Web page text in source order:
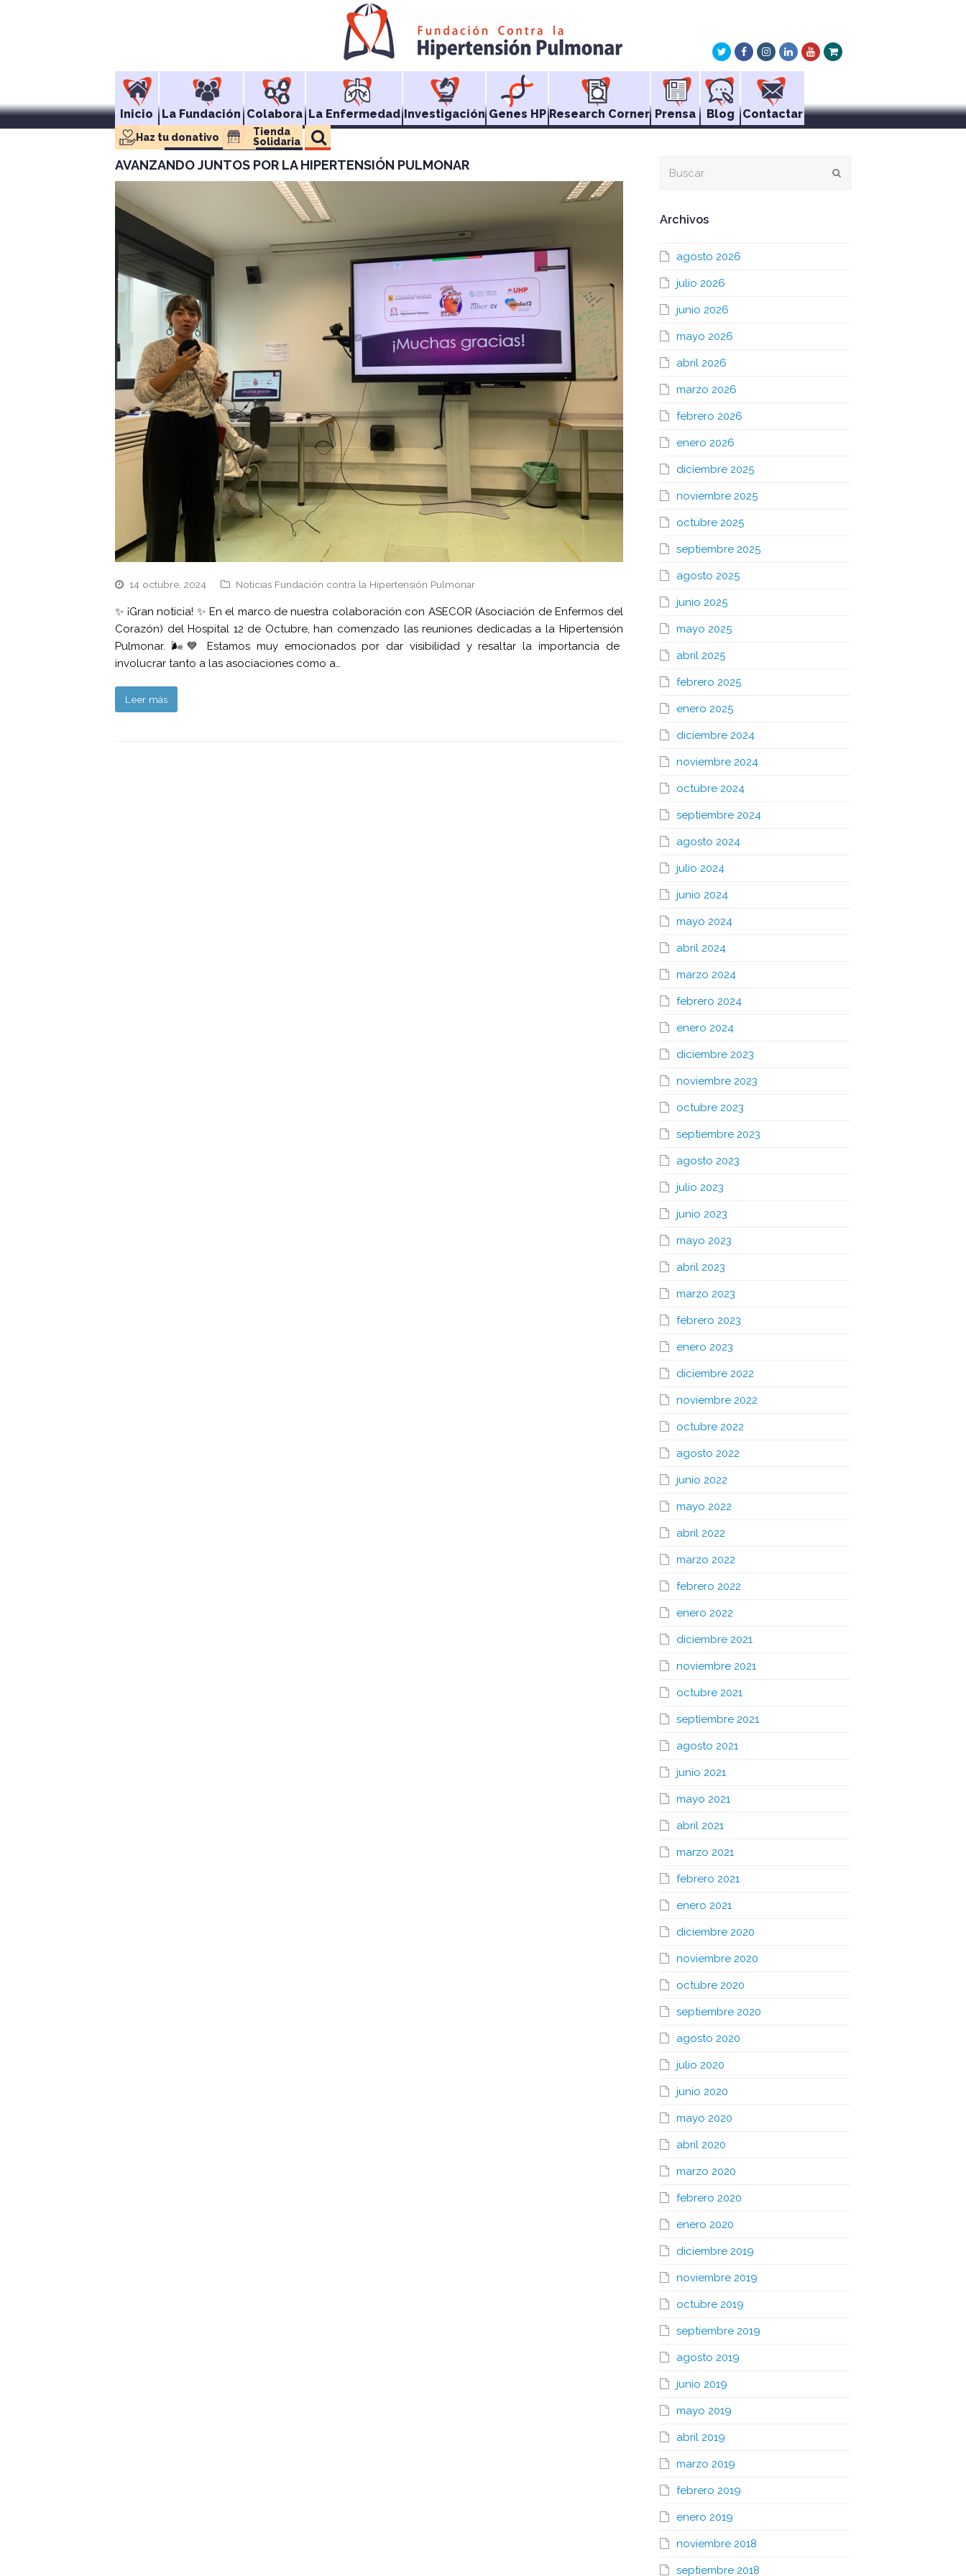
TwitterFacebookInstagram
LinkedInYoutube
Xing
Inicio La Fundación Colabora La Enfermedad Investigación Genes HP Research Corner Prensa Blog Contactar
Haz tu donativo
Tienda
Solidaria
AVANZANDO JUNTOS POR LA HIPERTENSIÓN PULMONAR
14 octubre, 2024 Noticias Fundación contra la Hipertensión Pulmonar
✨ ¡Gran noticia! ✨ En el marco de nuestra colaboración con ASECOR (Asociación de Enfermos del
Corazón) del Hospital 12 de Octubre, han comenzado las reuniones dedicadas a la Hipertensión
Pulmonar. 🌬️💙 Estamos muy emocionados por dar visibilidad y resaltar la importancia de
involucrar tanto a las asociaciones como a…
Leer más
Archivos
agosto 2026
julio 2026
junio 2026
mayo 2026
abril 2026
marzo 2026
febrero 2026
enero 2026
diciembre 2025
noviembre 2025
octubre 2025
septiembre 2025
agosto 2025
junio 2025
mayo 2025
abril 2025
febrero 2025
enero 2025
diciembre 2024
noviembre 2024
octubre 2024
septiembre 2024
agosto 2024
julio 2024
junio 2024
mayo 2024
abril 2024
marzo 2024
febrero 2024
enero 2024
diciembre 2023
noviembre 2023
octubre 2023
septiembre 2023
agosto 2023
julio 2023
junio 2023
mayo 2023
abril 2023
marzo 2023
febrero 2023
enero 2023
diciembre 2022
noviembre 2022
octubre 2022
agosto 2022
junio 2022
mayo 2022
abril 2022
marzo 2022
febrero 2022
enero 2022
diciembre 2021
noviembre 2021
octubre 2021
septiembre 2021
agosto 2021
junio 2021
mayo 2021
abril 2021
marzo 2021
febrero 2021
enero 2021
diciembre 2020
noviembre 2020
octubre 2020
septiembre 2020
agosto 2020
julio 2020
junio 2020
mayo 2020
abril 2020
marzo 2020
febrero 2020
enero 2020
diciembre 2019
noviembre 2019
octubre 2019
septiembre 2019
agosto 2019
junio 2019
mayo 2019
abril 2019
marzo 2019
febrero 2019
enero 2019
noviembre 2018
septiembre 2018